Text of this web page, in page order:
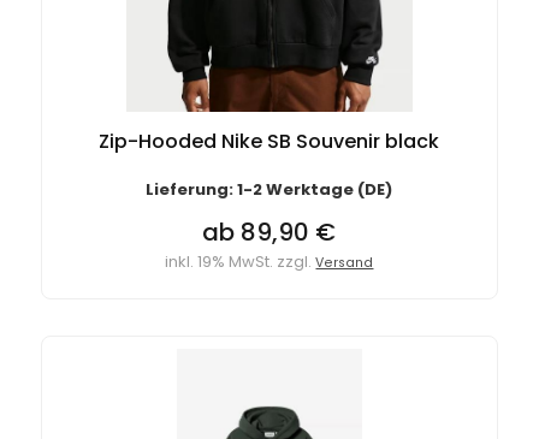
Zip-Hooded Nike SB Souvenir black
Lieferung: 1-2 Werktage (DE)
ab 89,90 €
inkl. 19% MwSt. zzgl.Versand